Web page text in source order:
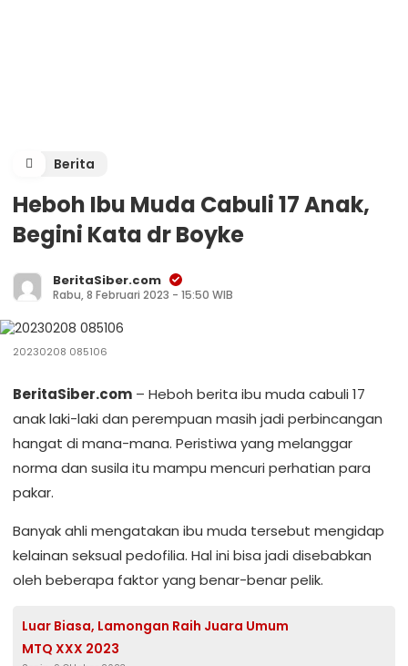
Berita
Heboh Ibu Muda Cabuli 17 Anak,
Begini Kata dr Boyke
BeritaSiber.com
Rabu, 8 Februari 2023 - 15:50 WIB
20230208 085106
BeritaSiber.com – Heboh berita ibu muda cabuli 17
anak laki-laki dan perempuan masih jadi perbincangan
hangat di mana-mana. Peristiwa yang melanggar
norma dan susila itu mampu mencuri perhatian para
pakar.
Banyak ahli mengatakan ibu muda tersebut mengidap
kelainan seksual pedofilia. Hal ini bisa jadi disebabkan
oleh beberapa faktor yang benar-benar pelik.
Luar Biasa, Lamongan Raih Juara Umum
MTQ XXX 2023